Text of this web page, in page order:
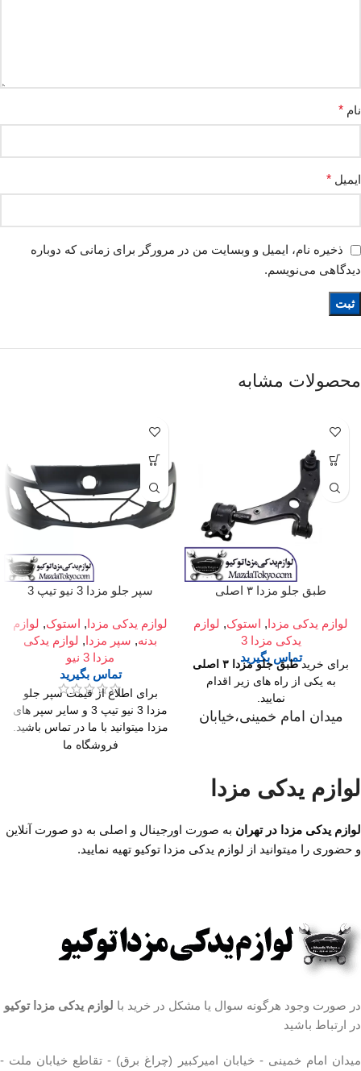
نام *
ایمیل *
ذخیره نام، ایمیل و وبسایت من در مرورگر برای زمانی که دوباره
دیدگاهی می‌نویسم.
محصولات مشابه
طبق جلو مزدا ۳ اصلی
لوازم یدکی مزدا, استوک, لوازم
یدکی مزدا 3
تماس بگیرید
برای خریدطبق جلو مزدا ۳ اصلی
به یکی از راه های زیر اقدام
نمایید.
میدان امام خمینی،خیابان
،مجتمع تجاری سپهر،طبقه
اول واحد F124
ساعت کار فروشگاه
رسمی ساعت 9 الی 19 پنجشنبه
ها ساعت 9 الی 14 شماره تماس
مشخصات طبق جلو مزدا ۳
محل نصب:جلوبندی
تعداد در بسته بندی:1 عدد
سپر جلو مزدا 3 نیو تیپ 3
لوازم یدکی مزدا, استوک, لوازم
بدنه, سپر مزدا, لوازم یدکی
مزدا 3 نیو
تماس بگیرید
برای اطلاع از قیمت سپر جلو
مزدا 3 نیو تیپ 3 و سایر سپر های
مزدا میتوانید با ما در تماس باشید.
فروشگاه ما
،مجتمع تجاری سپهر،طبقه
اول واحد F124
۰۹۱۲۶۸۸۶۰۹۳ واتساپ
۰۹۱۹۴۲۰۰۳۲۹
لوازم یدکی مزدا
لوازم یدکی مزدا در تهران به صورت اورجینال و اصلی به دو صورت آنلاین
و حضوری را میتوانید از لوازم یدکی مزدا توکیو تهیه نمایید.
در صورت وجود هرگونه سوال یا مشکل در خرید با لوازم یدکی مزدا توکیو
در ارتباط باشید
میدان امام خمینی - خیابان امیرکبیر (چراغ برق) - تقاطع خیابان ملت -